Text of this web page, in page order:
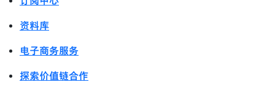
资料库
电子商务服务
探索价值链合作